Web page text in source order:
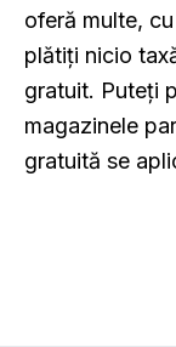
oferă multe,
plătiți nicio
gratuit. Puteți
magazinele
gratuită se